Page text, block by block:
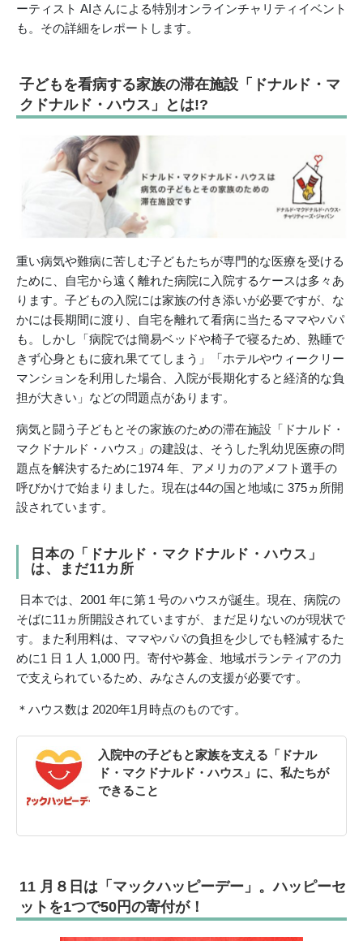
ーティスト AIさんによる特別オンラインチャリティイベント
も。その詳細をレポートします。
子どもを看病する家族の滞在施設 「ドナルド・マ
クドナルド・ハウス」とは!?
重い病気や難病に苦しむ子どもたちが専門的な医療を受ける
ために、自宅から遠く離れた病院に入院するケースは多々あ
ります。子どもの入院には家族の付き添いが必要ですが、な
かには長期間に渡り、自宅を離れて看病に当たるママやパパ
も。しかし「病院では簡易ベッドや椅子で寝るため、熟睡で
きず心身ともに疲れ果ててしまう」「ホテルやウィークリー
マンションを利用した場合、入院が長期化すると経済的な負
担が大きい」などの問題点があります。
病気と闘う子どもとその家族のための滞在施設「ドナルド・
マクドナルド・ハウス」の建設は、そうした乳幼児医療の問
題点を解決するために1974 年、アメリカのアメフト選手の
呼びかけで始まりました。現在は44の国と地域に 375ヵ所開
設されています。
日本の「ドナルド・マクドナルド・ハウス」
は、まだ11カ所
日本では、2001 年に第１号のハウスが誕生。現在、病院の
そばに11ヵ所開設されていますが、まだ足りないのが現状で
す。また利用料は、ママやパパの負担を少しでも軽減するた
めに1 日 1 人 1,000 円。寄付や募金、地域ボランティアの力
で支えられているため、みなさんの支援が必要です。
＊ハウス数は 2020年1月時点のものです。
入院中の子どもと家族を支える「ドナル
ド・マクドナルド・ハウス」に、私たちが
できること
11 月８日は「マックハッピーデー」。ハッピーセ
ットを1つで50円の寄付が！